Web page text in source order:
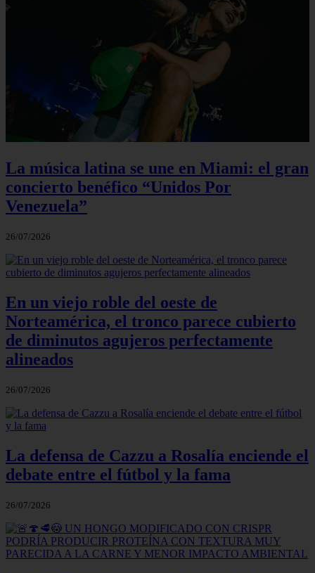
La música latina se une en Miami: el gran
concierto benéfico “Unidos Por
Venezuela”
26/07/2026
En un viejo roble del oeste de
Norteamérica, el tronco parece cubierto
de diminutos agujeros perfectamente
alineados
26/07/2026
La defensa de Cazzu a Rosalía enciende el
debate entre el fútbol y la fama
26/07/2026